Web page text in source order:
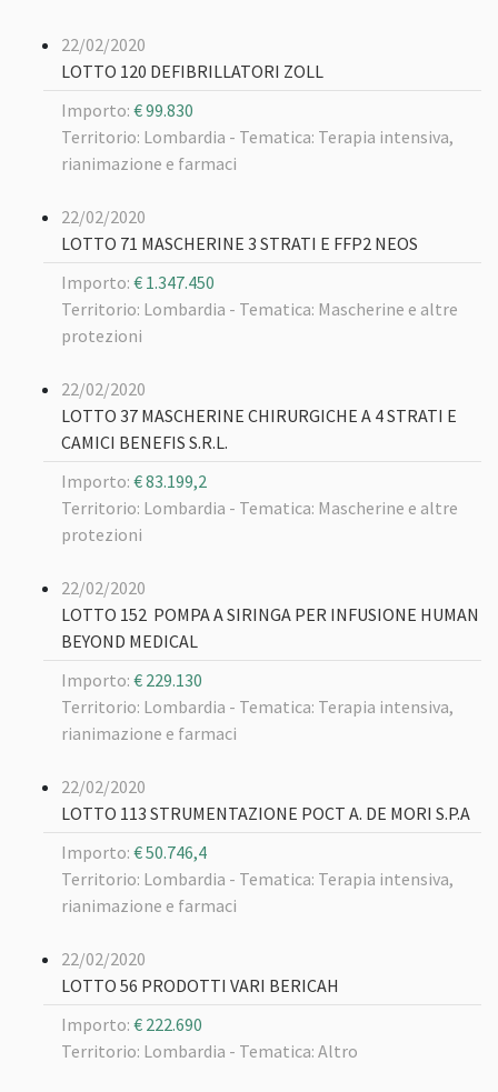
22/02/2020
LOTTO 120 DEFIBRILLATORI ZOLL
Importo: € 99.830
Territorio: Lombardia - Tematica: Terapia intensiva,
rianimazione e farmaci
22/02/2020
LOTTO 71 MASCHERINE 3 STRATI E FFP2 NEOS
Importo: € 1.347.450
Territorio: Lombardia - Tematica: Mascherine e altre
protezioni
22/02/2020
LOTTO 37 MASCHERINE CHIRURGICHE A 4 STRATI E
CAMICI BENEFIS S.R.L.
Importo: € 83.199,2
Territorio: Lombardia - Tematica: Mascherine e altre
protezioni
22/02/2020
LOTTO 152 POMPA A SIRINGA PER INFUSIONE HUMAN
BEYOND MEDICAL
Importo: € 229.130
Territorio: Lombardia - Tematica: Terapia intensiva,
rianimazione e farmaci
22/02/2020
LOTTO 113 STRUMENTAZIONE POCT A. DE MORI S.P.A
Importo: € 50.746,4
Territorio: Lombardia - Tematica: Terapia intensiva,
rianimazione e farmaci
22/02/2020
LOTTO 56 PRODOTTI VARI BERICAH
Importo: € 222.690
Territorio: Lombardia - Tematica: Altro